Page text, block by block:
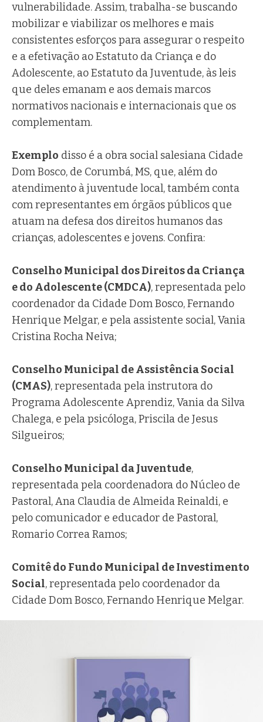
vulnerabilidade. Assim, trabalha-se buscando
mobilizar e viabilizar os melhores e mais
consistentes esforços para assegurar o respeito
e a efetivação ao Estatuto da Criança e do
Adolescente, ao Estatuto da Juventude, às leis
que deles emanam e aos demais marcos
normativos nacionais e internacionais que os
complementam.
Exemplo disso é a obra social salesiana Cidade
Dom Bosco, de Corumbá, MS, que, além do
atendimento à juventude local, também conta
com representantes em órgãos públicos que
atuam na defesa dos direitos humanos das
crianças, adolescentes e jovens. Confira:
Conselho Municipal dos Direitos da Criança
e do Adolescente (CMDCA), representada pelo
coordenador da Cidade Dom Bosco, Fernando
Henrique Melgar, e pela assistente social, Vania
Cristina Rocha Neiva;
Conselho Municipal de Assistência Social
(CMAS), representada pela instrutora do
Programa Adolescente Aprendiz, Vania da Silva
Chalega, e pela psicóloga, Priscila de Jesus
Silgueiros;
Conselho Municipal da Juventude,
representada pela coordenadora do Núcleo de
Pastoral, Ana Claudia de Almeida Reinaldi, e
pelo comunicador e educador de Pastoral,
Romario Correa Ramos;
Comitê do Fundo Municipal de Investimento
Social, representada pelo coordenador da
Cidade Dom Bosco, Fernando Henrique Melgar.